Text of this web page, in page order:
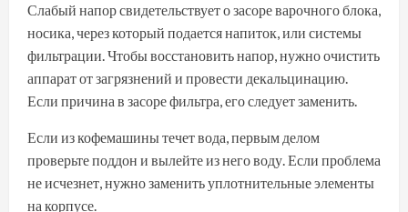
Слабый напор свидетельствует о засоре варочного блока,
носика, через который подается напиток, или системы
фильтрации. Чтобы восстановить напор, нужно очистить
аппарат от загрязнений и провести декальцинацию.
Если причина в засоре фильтра, его следует заменить.
Если из кофемашины течет вода, первым делом
проверьте поддон и вылейте из него воду. Если проблема
не исчезнет, нужно заменить уплотнительные элементы
на корпусе.